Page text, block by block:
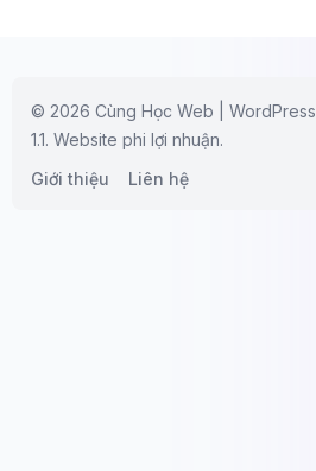
© 2026 Cùng Học Web |
1.1. Website phi lợi nhuận.
Giới thiệu
Liên hệ